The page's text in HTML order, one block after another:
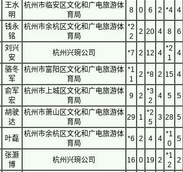
王水
明
杭州市临安区文化和广电旅游体
育局
8 0 6 2 *4 4
钱永
铭
杭州市余杭区文化和广电旅游体
育局
*2
2
2 20 4 8 6
刘兴
安
杭州兴琬公司 *7 2 12 4
*2
1
4
骆冬
军
杭州市富阳区文化和广电旅游体
育局
*1
1
2 *8 2 15 4
俞军
宏
杭州市上城区文化和广电旅游体
育局
9 2
*3
2
4 5 5
胡驶
达
杭州市萧山区文化和广电旅游体
育局
29 1
*2
5
3 28 5
叶磊
杭州市余杭区文化和广电旅游体
育局
*6 2 4 4
*1
0
5
张灏
博
杭州兴琬公司 16 0 19 2
*1
2
2